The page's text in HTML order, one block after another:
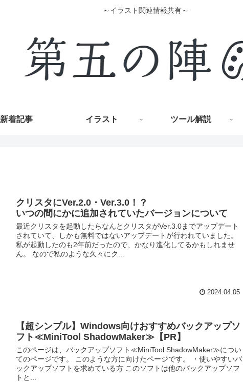
～イラスト関連情報共有～
新着記事 イラスト ツール解説
クリスタにVer.2.0・Ver.3.0！？
いつの間にかに追加されていたバージョンについて
最近クリスタを起動したらなんとクリスタがVer.3.0までアップデート
されていて、しかも無料ではないアップデートが行われていました。
私が起動したのも2年前だったので、かなり進化してるかもしれませ
ん。 なので私のような久々にク...
2024.04.05
【超シンプル】Windows向けおすすめバックアップソ
フト≪MiniTool ShadowMaker≫【PR】
このページは、バックアップソフト≪MiniTool ShadowMaker≫につい
てのページです。 このような方に向けたページです。 ・使いやすいバ
ックアップソフトを求めている方 このソフトは他のバックアップソフ
トと...